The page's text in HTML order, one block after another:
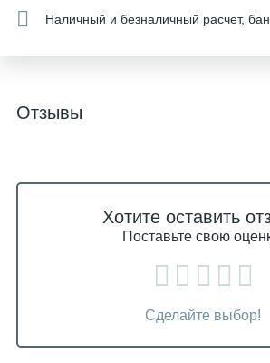
Наличный и безналичный расчет,
Отзывы
Хотите оставить
Поставьте свою
Сделайте выбор!